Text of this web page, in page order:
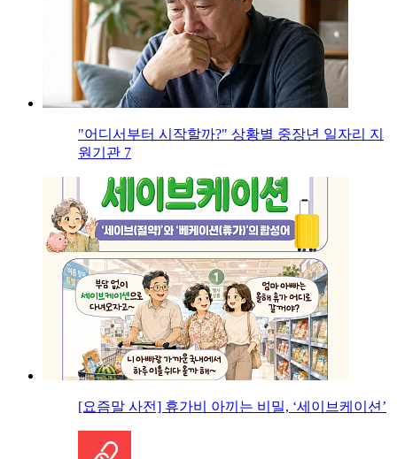
"어디서부터 시작할까?" 상황별 중장년 일자리 지
원기관 7
[요즘말 사전] 휴가비 아끼는 비밀, ‘세이브케이션’